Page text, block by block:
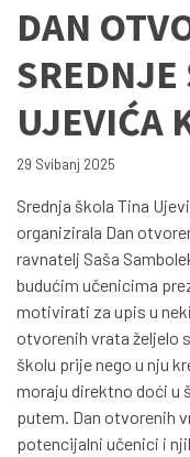
DAN
UJEVIĆA
29 Svibanj 2025
Srednja škola Tina
organizirala Dan
ravnatelj Saša
budućim učenicima
motivirati za upis u
otvorenih vrata željelo
školu prije nego u nju
moraju direktno doći u
putem. Dan otvorenih
potencijalni učenici i